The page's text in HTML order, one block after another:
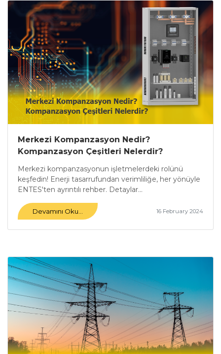
Merkezi Kompanzasyon Nedir?
Kompanzasyon Çeşitleri Nelerdir?
Merkezi kompanzasyonun işletmelerdeki rolünü
keşfedin! Enerji tasarrufundan verimliliğe, her yönüyle
ENTES'ten ayrıntılı rehber. Detaylar...
Devamını Oku... 16 February 2024